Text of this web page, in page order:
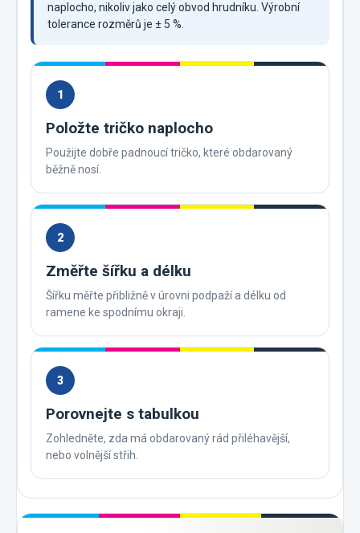
naplocho, nikoliv jako celý obvod hrudníku. Výrobní
tolerance rozměrů je ± 5 %.
1
Položte tričko naplocho
Použijte dobře padnoucí tričko, které obdarovaný
běžně nosí.
2
Změřte šířku a délku
Šířku měřte přibližně v úrovni podpaží a délku od
ramene ke spodnímu okraji.
3
Porovnejte s tabulkou
Zohledněte, zda má obdarovaný rád přiléhavější,
nebo volnější střih.